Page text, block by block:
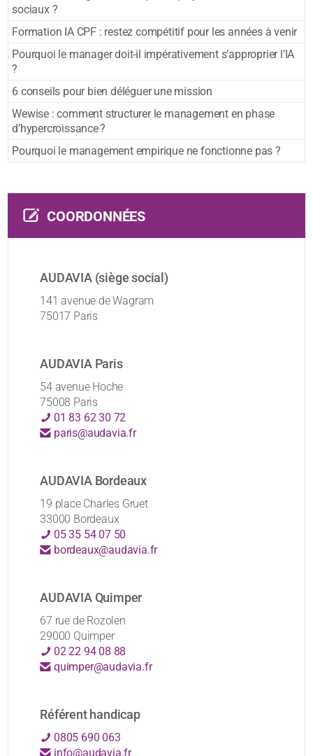
sociaux ?
Formation IA CPF : restez compétitif pour les années à venir
Pourquoi le manager doit-il impérativement s’approprier l’IA
?
6 conseils pour bien déléguer une mission
Wewise : comment structurer le management en phase
d’hypercroissance ?
Pourquoi le management empirique ne fonctionne pas ?
COORDONNÉES
AUDAVIA (siège social)
141 avenue de Wagram
75017 Paris
AUDAVIA Paris
54 avenue Hoche
75008 Paris
01 83 62 30 72
paris@audavia.fr
AUDAVIA Bordeaux
19 place Charles Gruet
33000 Bordeaux
05 35 54 07 50
bordeaux@audavia.fr
AUDAVIA Quimper
67 rue de Rozolen
29000 Quimper
02 22 94 08 88
quimper@audavia.fr
Référent handicap
0805 690 063
info@audavia.fr